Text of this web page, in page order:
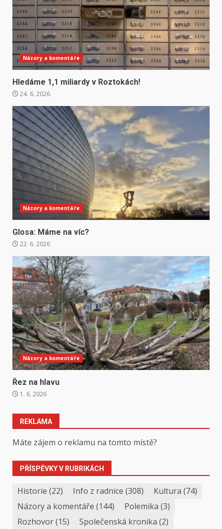
Názory a komentáře
Hledáme 1,1 miliardy v Roztokách!
24. 6. 2026
Názory a komentáře
Glosa: Máme na víc?
22. 6. 2026
Názory a komentáře
Řez na hlavu
1. 6. 2026
REKLAMA
Máte zájem o reklamu na tomto místě?
PŘÍSPĚVKY V RUBRIKÁCH
Historie (22) Info z radnice (308) Kultura (74)
Názory a komentáře (144) Polemika (3)
Rozhovor(15) Společenská kronika (2)